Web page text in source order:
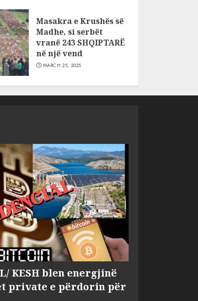
Masakra e Krushës së
Madhe, si serbët
vranë 243 SHQIPTARË
në një vend
MARCH 25, 2025
KESH blen energjinë
private e përdorin për